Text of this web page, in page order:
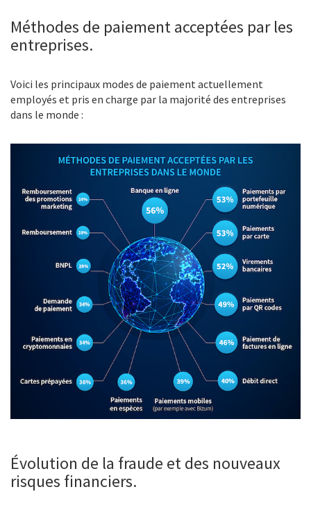
Méthodes de paiement acceptées par les
entreprises.
Voici les principaux modes de paiement actuellement
employés et pris en charge par la majorité des entreprises
dans le monde :
Évolution de la fraude et des nouveaux
risques financiers.